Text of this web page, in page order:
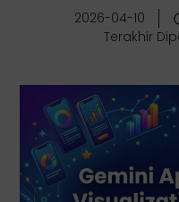
2026-04-10
Terakhir